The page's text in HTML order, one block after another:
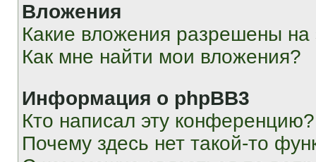
Вложения
Какие вложения разрешены
Как мне найти мои вложения?
Информация о phpBB3
Кто написал эту конференцию?
Почему здесь нет такой-то